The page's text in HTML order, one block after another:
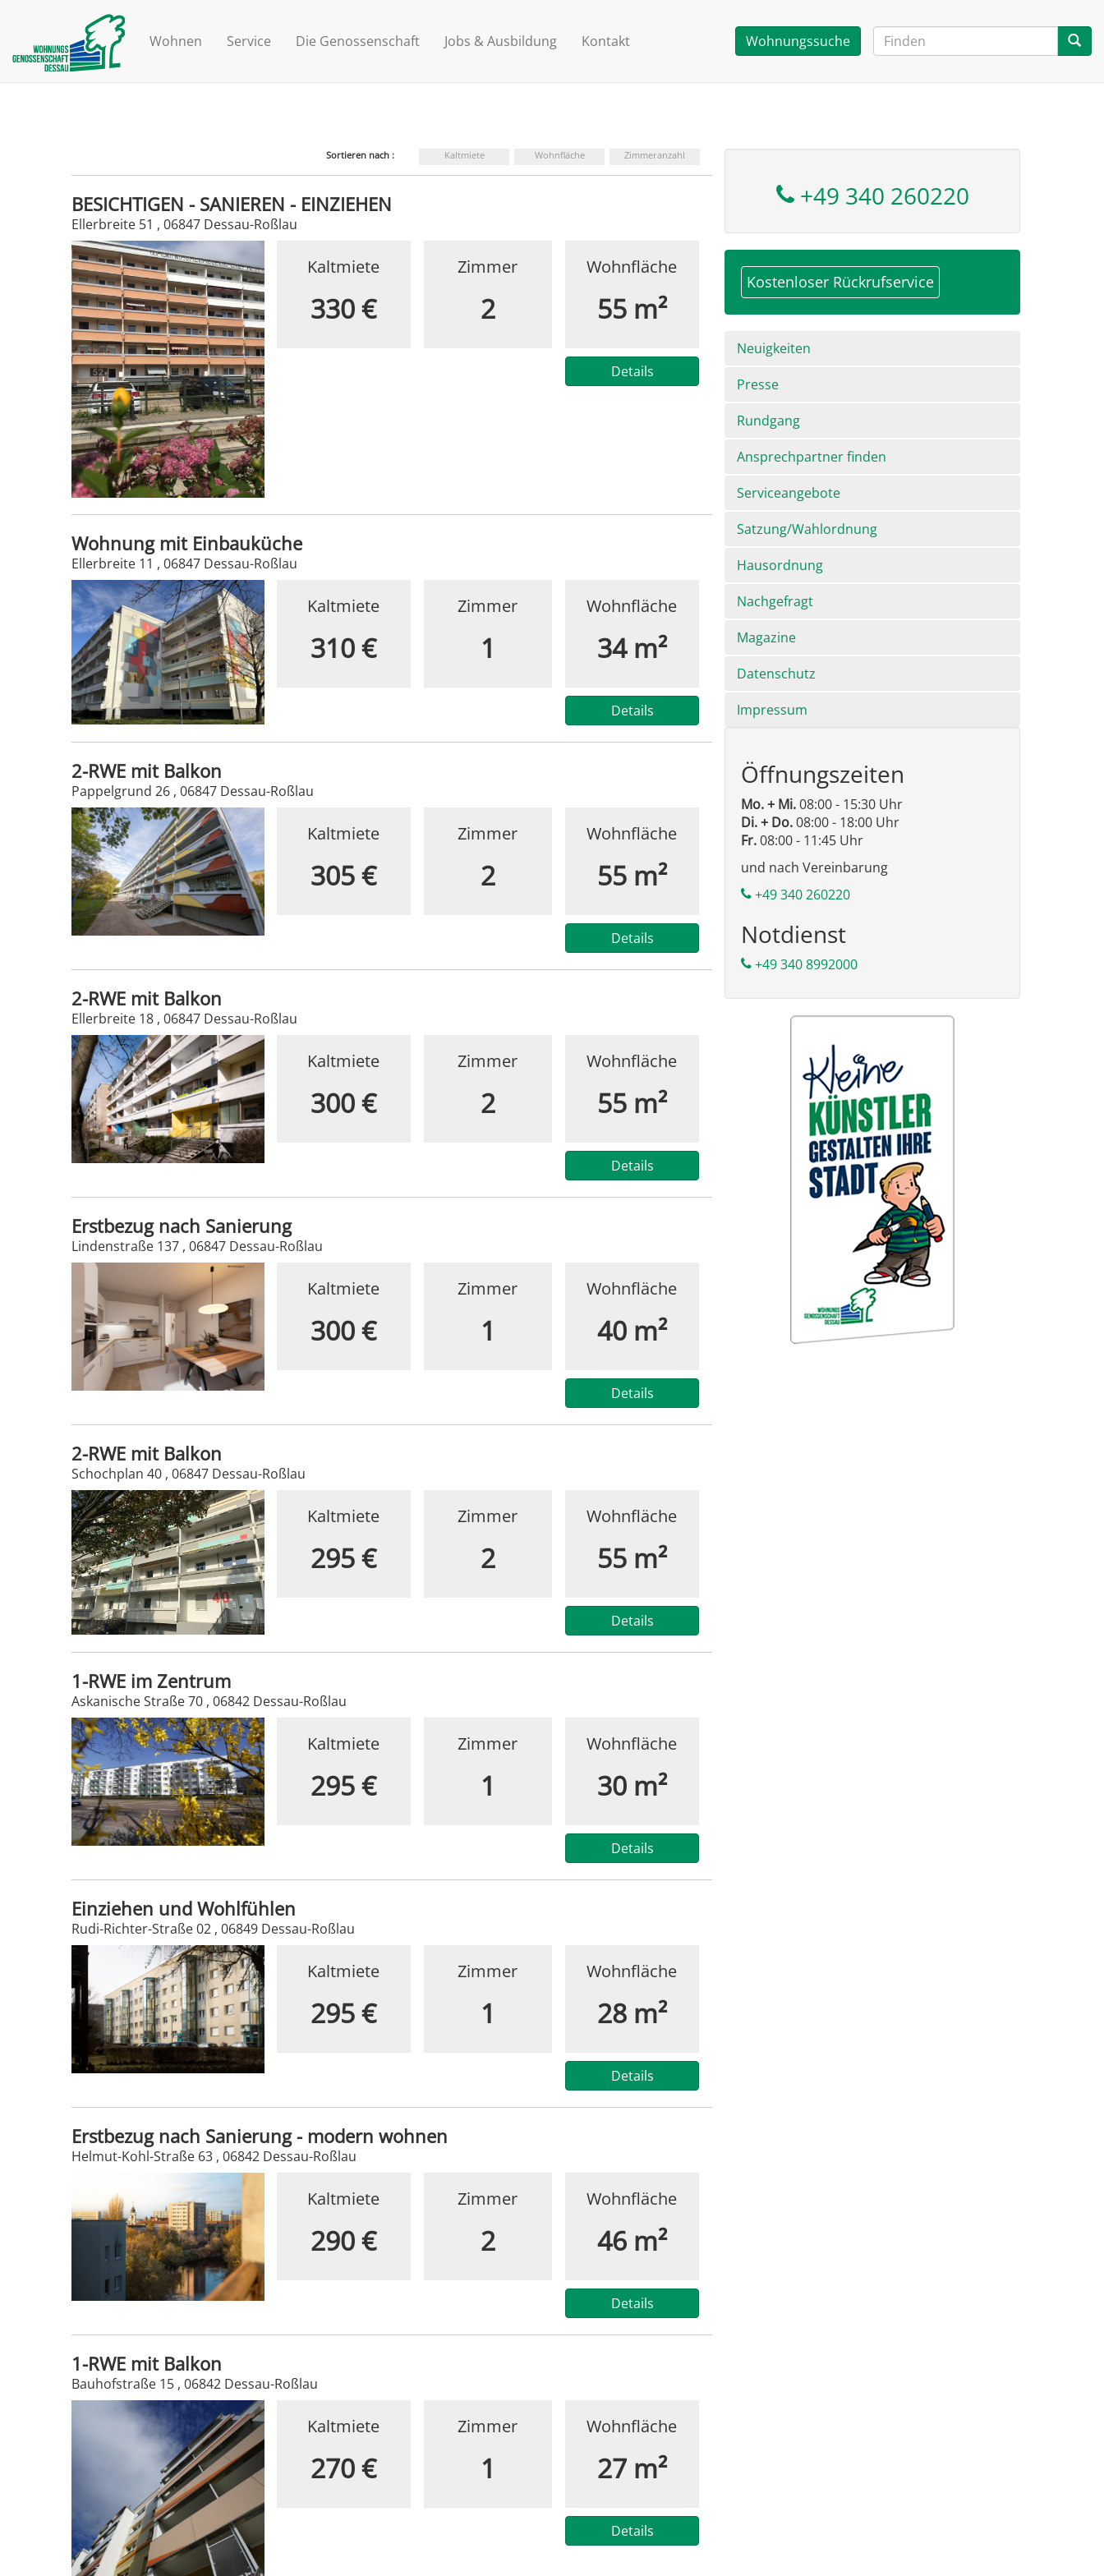
Wohnen Service Die Genossenschaft Jobs & Ausbildung Kontakt Wohnungssuche
Zimmeranzahl
Wohnfläche
Kaltmiete
Sortieren nach :
BESICHTIGEN - SANIEREN - EINZIEHEN
Ellerbreite 51 , 06847 Dessau-Roßlau
Kaltmiete
330 €
Zimmer
2
Wohnfläche
55 m²
Details
Wohnung mit Einbauküche
Ellerbreite 11 , 06847 Dessau-Roßlau
Kaltmiete
310 €
Zimmer
1
Wohnfläche
34 m²
Details
2-RWE mit Balkon
Pappelgrund 26 , 06847 Dessau-Roßlau
Kaltmiete
305 €
Zimmer
2
Wohnfläche
55 m²
Details
2-RWE mit Balkon
Ellerbreite 18 , 06847 Dessau-Roßlau
Kaltmiete
300 €
Zimmer
2
Wohnfläche
55 m²
Details
Erstbezug nach Sanierung
Lindenstraße 137 , 06847 Dessau-Roßlau
Kaltmiete
300 €
Zimmer
1
Wohnfläche
40 m²
Details
2-RWE mit Balkon
Schochplan 40 , 06847 Dessau-Roßlau
Kaltmiete
295 €
Zimmer
2
Wohnfläche
55 m²
Details
1-RWE im Zentrum
Askanische Straße 70 , 06842 Dessau-Roßlau
Kaltmiete
295 €
Zimmer
1
Wohnfläche
30 m²
Details
Einziehen und Wohlfühlen
Rudi-Richter-Straße 02 , 06849 Dessau-Roßlau
Kaltmiete
295 €
Zimmer
1
Wohnfläche
28 m²
Details
Erstbezug nach Sanierung - modern wohnen
Helmut-Kohl-Straße 63 , 06842 Dessau-Roßlau
Kaltmiete
290 €
Zimmer
2
Wohnfläche
46 m²
Details
1-RWE mit Balkon
Bauhofstraße 15 , 06842 Dessau-Roßlau
Kaltmiete
270 €
Zimmer
1
Wohnfläche
27 m²
Details
+49 340 260220
Kostenloser Rückrufservice
Navigation
überspringen
Neuigkeiten
Presse
Rundgang
Ansprechpartner finden
Serviceangebote
Satzung/Wahlordnung
Hausordnung
Nachgefragt
Magazine
Datenschutz
Impressum
Öffnungszeiten
Mo. + Mi.08:00 - 15:30 Uhr
Di. + Do.08:00 - 18:00 Uhr
Fr.08:00 - 11:45 Uhr
und nach Vereinbarung
+49 340 260220
Notdienst
+49 340 8992000